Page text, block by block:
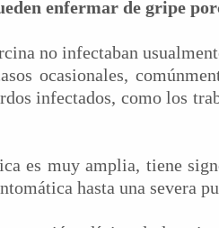
enfermar de gripe
no infectaban
ocasionales,
infectados, como los
es muy amplia, tiene
hasta una severa